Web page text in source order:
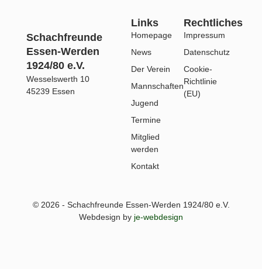
Schachfreunde
Essen-Werden
1924/80 e.V.
Wesselswerth 10
45239 Essen
Links
Homepage
News
Der Verein
Mannschaften
Jugend
Termine
Mitglied
werden
Kontakt
Rechtliches
Impressum
Datenschutz
Cookie-
Richtlinie
(EU)
© 2026 - Schachfreunde Essen-Werden 1924/80 e.V.
Webdesign by je-webdesign